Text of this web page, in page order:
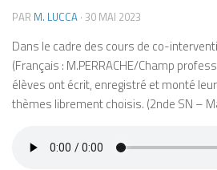
PAR M. LUCCA · 30 MAI 2023
Dans le cadre des cours de co-
(Français : M.PERRACHE/Champ
élèves ont écrit, enregistré et monté
thèmes librement choisis. (2nde SN –